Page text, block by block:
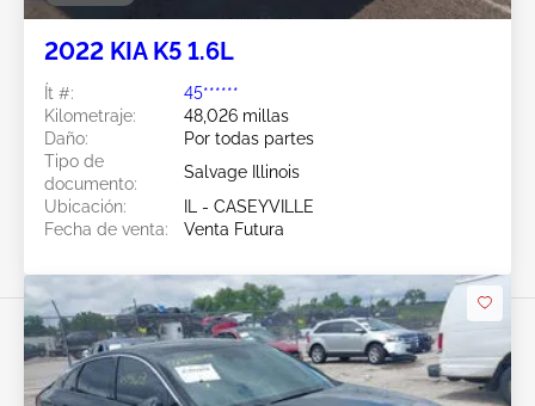
2022 KIA K5 1.6L
Ít #:
45******
Kilometraje:
48,026 millas
Daño:
Por todas partes
Tipo de
documento:
Salvage Illinois
Ubicación:
IL - CASEYVILLE
Fecha de venta:
Venta Futura